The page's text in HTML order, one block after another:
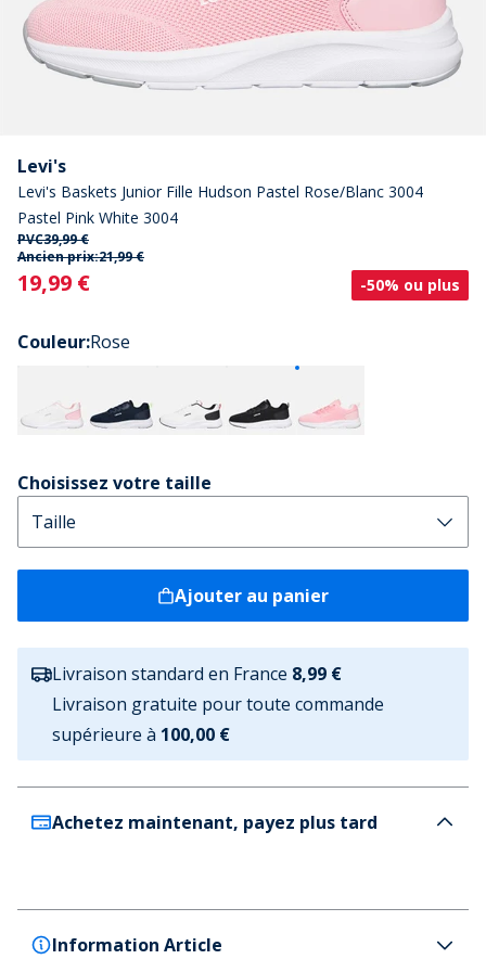
Levi's
Levi's Baskets Junior Fille Hudson Pastel Rose/Blanc 3004
Pastel Pink White 3004
PVC39,99 €
Ancien prix:21,99 €
Current
19,99 € -50% ou plus
Couleur:Rose
Choisissez votre taille
Ajouter au panier
Livraison standard en France 8,99 €
Livraison gratuite pour toute commande
supérieure à 100,00 €
Achetez maintenant, payez plus tard
Information Article